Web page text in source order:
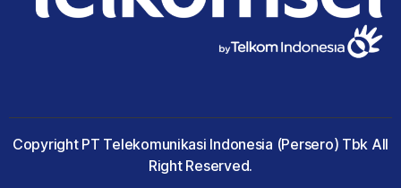
Copyright PT Telekomunikasi Indonesia (Persero) Tbk All
Right Reserved.